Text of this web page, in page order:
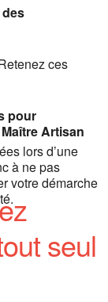
ces
pour
Artisan
lors d’une
à ne pas
votre démarche
seul